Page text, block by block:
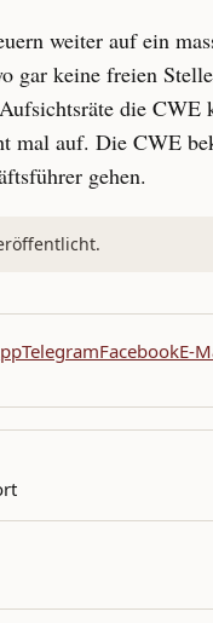
weiter auf ein
gar keine freien
die
mal auf. Die CWE
gehen.
TelegramFacebookE-